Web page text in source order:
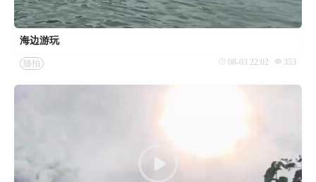
海边游玩
随拍 08-03 22:02 353